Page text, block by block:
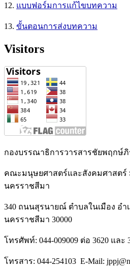
12. แบบฟอร์มการแก้ไขบทความ
13. ขั้นตอนการส่งบทความ
Visitors
กองบรรณาธิการวารสารชัยพฤกษ์ภิ
คณะมนุษยศาสตร์และสังคมศาสตร์
นครราชสีมา
340 ถนนสุรนายณ์ ตำบลในเมือง อำ
นครราชสีมา 30000
โทรศัพท์: 044-009009 ต่อ 3620 และ
โทรสาร: 044-254103 E-Mail: